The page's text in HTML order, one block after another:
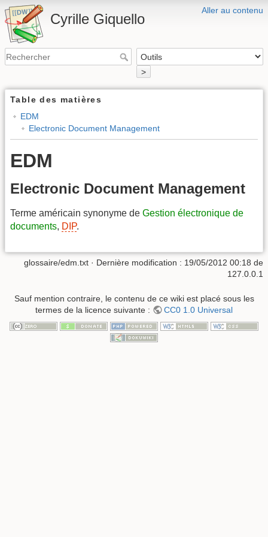
Aller au contenu
Cyrille Giquello
>
Table des matières
EDM
Electronic Document Management
EDM
Electronic Document Management
Terme américain synonyme de Gestion électronique de
documents, DIP.
glossaire/edm.txt · Dernière modification : 19/05/2012 00:18 de
127.0.0.1
Sauf mention contraire, le contenu de ce wiki est placé sous les
termes de la licence suivante :
CC0 1.0 Universal